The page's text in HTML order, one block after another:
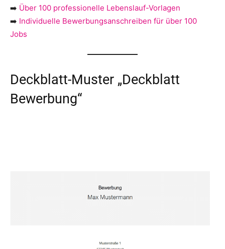
➡️ Über 100 professionelle Lebenslauf-Vorlagen
➡️ Individuelle Bewerbungsanschreiben für über 100
Jobs
Deckblatt-Muster „Deckblatt
Bewerbung“